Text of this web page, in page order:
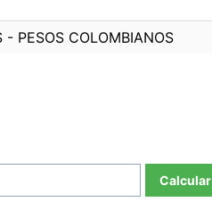
PESOS COLOMBIANOS
Calcular